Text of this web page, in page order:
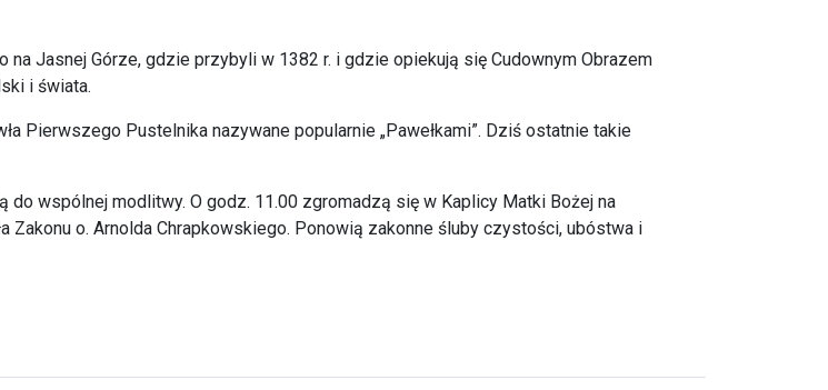
Jasnej Górze, gdzie przybyli w 1382 r. i gdzie opiekują się Cudownym Obrazem
i świata.
Pierwszego Pustelnika nazywane popularnie „Pawełkami”. Dziś ostatnie takie
wspólnej modlitwy. O godz. 11.00 zgromadzą się w Kaplicy Matki Bożej na
o. Arnolda Chrapkowskiego. Ponowią zakonne śluby czystości, ubóstwa i